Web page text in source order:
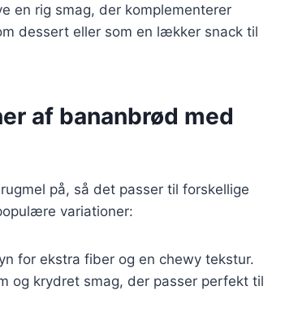
en rig smag, der komplementerer
dessert eller som en lækker snack til
af bananbrød med
på, så det passer til forskellige
variationer:
for ekstra fiber og en chewy tekstur.
og krydret smag, der passer perfekt til